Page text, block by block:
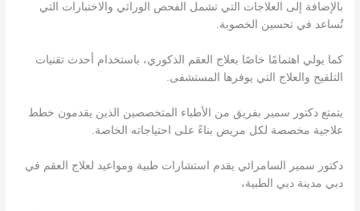
بالإضافة إلى العلاجات التي تشمل الفحص الوراثي والاختبارات التي
تُساعد في تحسين الخصوبة.
كما يولي اهتمامًا خاصًا بعلاج العقم الذكوري، باستخدام أحدث تقنيات
التلقيح والعلاج التي يوفرها المستشفى.
يتمتع دكتور سمير بفريق من الأطباء المتخصصين الذين يقدمون خطط
علاجية مخصصة لكل مريض بناءً على احتياجاته الخاصة.
دكتور سمير السامرائي يقدم استشارات طبية ومواعيد لعلاج العقم في
دبي مدينة دبي الطبية،